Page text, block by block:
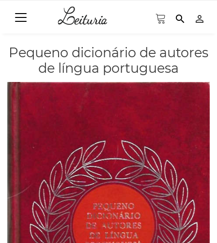
search person_outline
Pequeno dicionário de autores
de língua portuguesa